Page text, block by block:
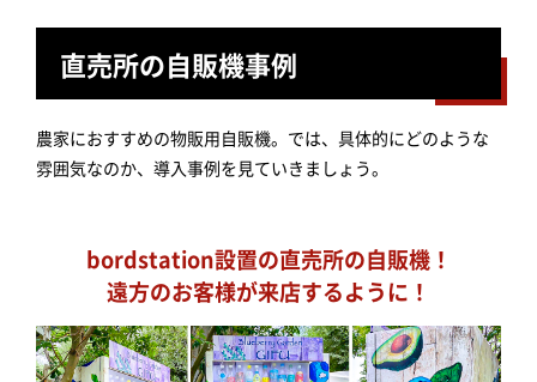
直売所の自販機事例
農家におすすめの物販用自販機。では、具体的にどのような
雰囲気なのか、導入事例を見ていきましょう。
bordstation設置の直売所の自販機！
遠方のお客様が来店するように！